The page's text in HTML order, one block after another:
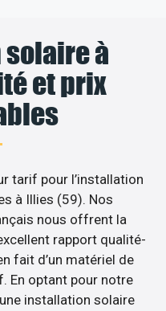
à
et prix
tarif pour l’installation
à Illies (59). Nos
nous offrent la
rapport qualité-
fait d’un matériel de
En optant pour notre
installation solaire